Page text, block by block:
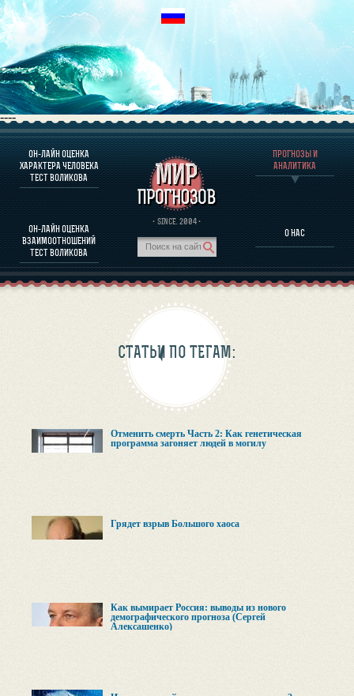
----
ОН-ЛАЙН ОЦЕНКА
ХАРАКТЕРА ЧЕЛОВЕКА
ТЕСТ ВОЛИКОВА
ОН-ЛАЙН ОЦЕНКА
ВЗАИМООТНОШЕНИЙ
ТЕСТ ВОЛИКОВА
· SINCE. 2004 ·
ПРОГНОЗЫ И
АНАЛИТИКА
О НАС
О ПРОГРАММЕ
ОЦЕНКА ХАРАКТЕРA ЧЕЛОВЕКА
ОЦЕНКА ХАРАКТЕРА ВЫДАЮЩИХСЯ ЛИЧНОСТЕЙ
О ПРОГРАММЕ
ПРОГНОЗЫ И АНАЛИТИКА
СТАТЬИ ПО ТЕГАМ:
Отменить смерть Часть 2: Как генетическая
программа загоняет людей в могилу
Грядет взрыв Большого хаоса
Как вымирает Россия: выводы из нового
демографического прогноза (Сергей
Алексашенко)